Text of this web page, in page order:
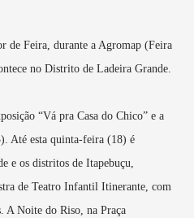
de Feira, durante a Agromap (Feira
no Distrito de Ladeira Grande.
“Vá pra Casa do Chico” e a
Até esta quinta-feira (18) é
e os distritos de Itapebuçu,
de Teatro Infantil Itinerante, com
A Noite do Riso, na Praça